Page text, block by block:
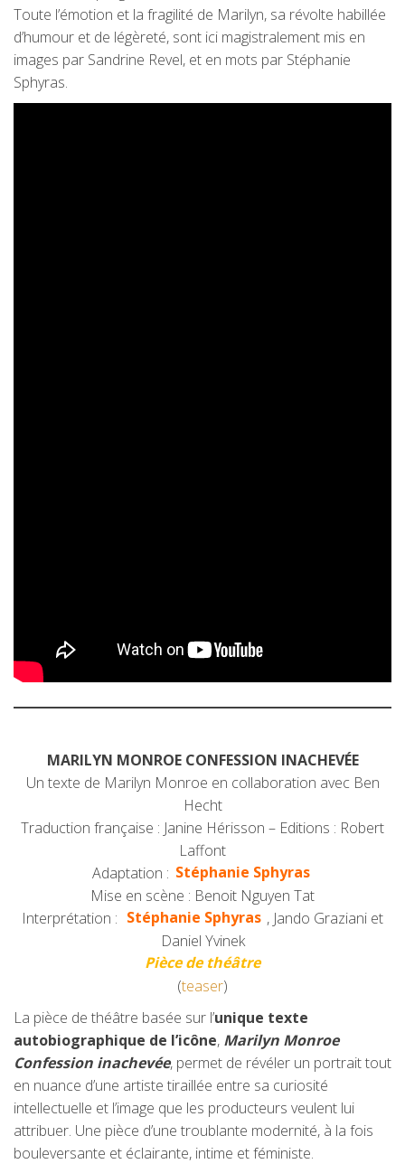
Toute l’émotion et la fragilité de Marilyn, sa révolte habillée
d’humour et de légèreté, sont ici magistralement mis en
images par Sandrine Revel, et en mots par Stéphanie
Sphyras.
MARILYN MONROE CONFESSION INACHEVÉE
Un texte de Marilyn Monroe en collaboration avec Ben
Hecht
Traduction française : Janine Hérisson – Editions : Robert
Laffont
Adaptation : Stéphanie Sphyras
Mise en scène : Benoit Nguyen Tat
Interprétation : Stéphanie Sphyras , Jando Graziani et
Daniel Yvinek
Pièce de théâtre
(teaser)
La pièce de théâtre basée sur l’unique texte
autobiographique de l’icône, Marilyn Monroe
Confession inachevée, permet de révéler un portrait tout
en nuance d’une artiste tiraillée entre sa curiosité
intellectuelle et l’image que les producteurs veulent lui
attribuer. Une pièce d’une troublante modernité, à la fois
bouleversante et éclairante, intime et féministe.